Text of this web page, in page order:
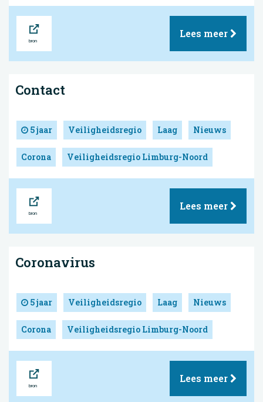
Lees meer
Contact
5 jaar Veiligheidsregio Laag Nieuws
Corona Veiligheidsregio Limburg-Noord
Lees meer
Coronavirus
5 jaar Veiligheidsregio Laag Nieuws
Corona Veiligheidsregio Limburg-Noord
Lees meer